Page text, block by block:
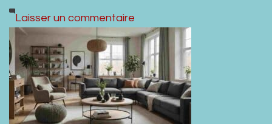
Laisser un commentaire
Optimiser
l’espace
:
astuces
pour